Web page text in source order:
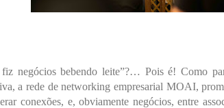
fiz negócios bebendo leite”?… Pois é! Como
a rede de networking empresarial MOAI,
conexões, e, obviamente negócios, entre